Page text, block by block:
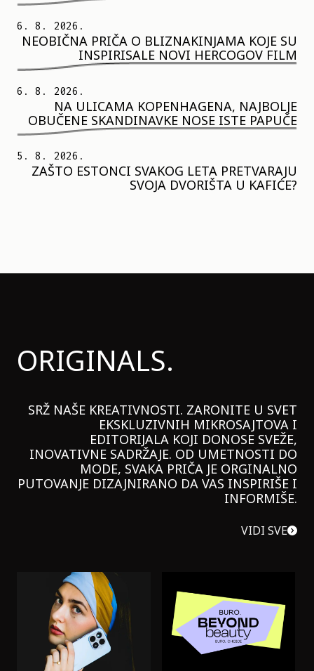
6. 8. 2026.
NEOBIČNA PRIČA O BLIZNAKINJAMA KOJE SU
INSPIRISALE NOVI HERCOGOV FILM
6. 8. 2026.
NA ULICAMA KOPENHAGENA, NAJBOLJE
OBUČENE SKANDINAVKE NOSE ISTE PAPUČE
5. 8. 2026.
ZAŠTO ESTONCI SVAKOG LETA PRETVARAJU
SVOJA DVORIŠTA U KAFIĆE?
ORIGINALS.
SRŽ NAŠE KREATIVNOSTI. ZARONITE U SVET
EKSKLUZIVNIH MIKROSAJTOVA I
EDITORIJALA KOJI DONOSE SVEŽE,
INOVATIVNE SADRŽAJE. OD UMETNOSTI DO
MODE, SVAKA PRIČA JE ORGINALNO
PUTOVANJE DIZAJNIRANO DA VAS INSPIRIŠE I
INFORMIŠE.
VIDI SVE